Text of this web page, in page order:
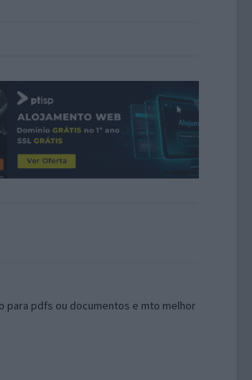
para pdfs ou documentos e mto melhor